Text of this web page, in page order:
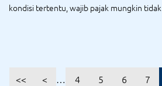
kondisi tertentu, wajib pajak mungkin tidak
<< < … 4 5 6 7